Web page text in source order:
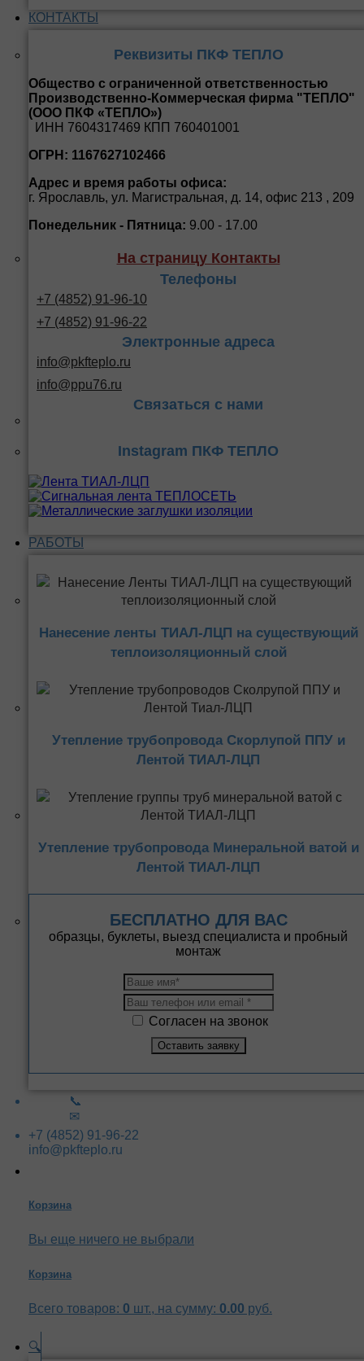
КОНТАКТЫ
Реквизиты ПКФ ТЕПЛО
Общество с ограниченной ответственностью
Производственно-Коммерческая фирма "ТЕПЛО"
(ООО ПКФ «ТЕПЛО»)
ИНН 7604317469 КПП 760401001
ОГРН: 1167627102466
Адрес и время работы офиса:
г. Ярославль, ул. Магистральная, д. 14, офис 213 , 209
Понедельник - Пятница: 9.00 - 17.00
На страницу Контакты
Телефоны
+7 (4852) 91-96-10
+7 (4852) 91-96-22
Электронные адреса
info@pkfteplo.ru
info@ppu76.ru
Связаться с нами
Instagram ПКФ ТЕПЛО
РАБОТЫ
Нанесение ленты ТИАЛ-ЛЦП на существующий
теплоизоляционный слой
Утепление трубопровода Скорлупой ППУ и
Лентой ТИАЛ-ЛЦП
Утепление трубопровода Минеральной ватой и
Лентой ТИАЛ-ЛЦП
БЕСПЛАТНО ДЛЯ ВАС
образцы, буклеты, выезд специалиста и пробный
монтаж
Согласен на звонок
📞
✉
+7 (4852) 91-96-22
info@pkfteplo.ru
Корзина
Вы еще ничего не выбрали
Корзина
Всего товаров: 0 шт., на сумму: 0.00 руб.
🔍